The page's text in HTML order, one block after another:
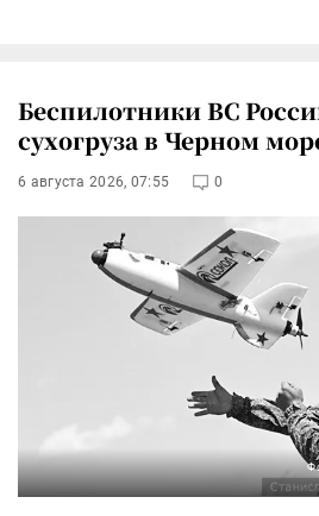
Беспилотники ВС
сухогруза в Черном
6 августа 2026, 07:55 0